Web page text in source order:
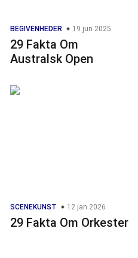
BEGIVENHEDER 19 jun 2025
29 Fakta Om
Australsk Open
SCENEKUNST 12 jan 2026
29 Fakta Om Orkester